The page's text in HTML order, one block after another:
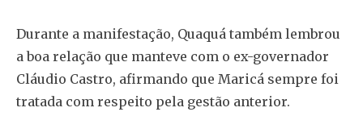
Durante a manifestação, Quaquá também lembrou
a boa relação que manteve com o ex-governador
Cláudio Castro, afirmando que Maricá sempre foi
tratada com respeito pela gestão anterior.